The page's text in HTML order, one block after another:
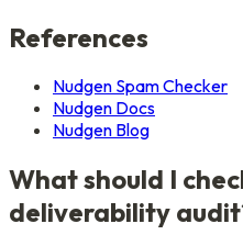
References
Nudgen Spam Checker
Nudgen Docs
Nudgen Blog
What should I
deliverability